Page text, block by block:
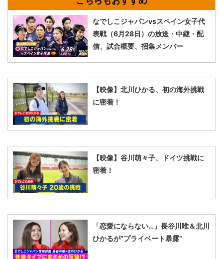
なでしこジャパンvsスペイン女子代
表戦（6月28日）の放送・中継・配
信、試合概要、招集メンバー
【映像】北川ひかる、初の海外挑戦
に密着！
【映像】谷川萌々子、ドイツ挑戦に
密着！
「恋愛にならない…」長谷川唯＆北川
ひかるが“プライベート暴露”